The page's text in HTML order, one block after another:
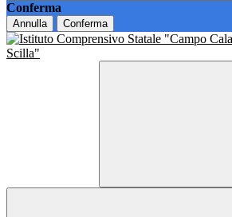
Conferma
Annulla Conferma